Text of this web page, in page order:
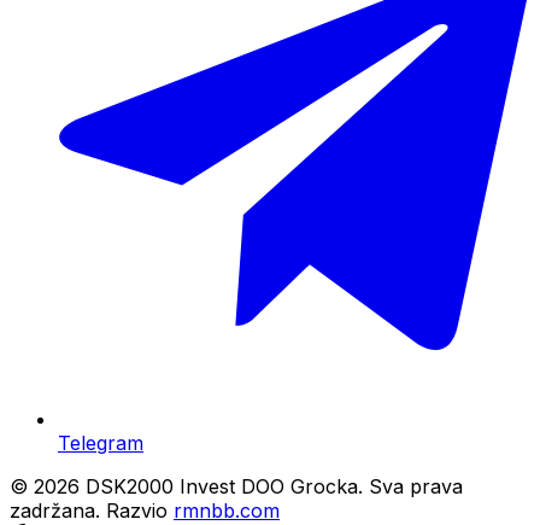
Telegram
© 2026 DSK2000 Invest DOO Grocka. Sva prava
zadržana. Razvio rmnbb.com